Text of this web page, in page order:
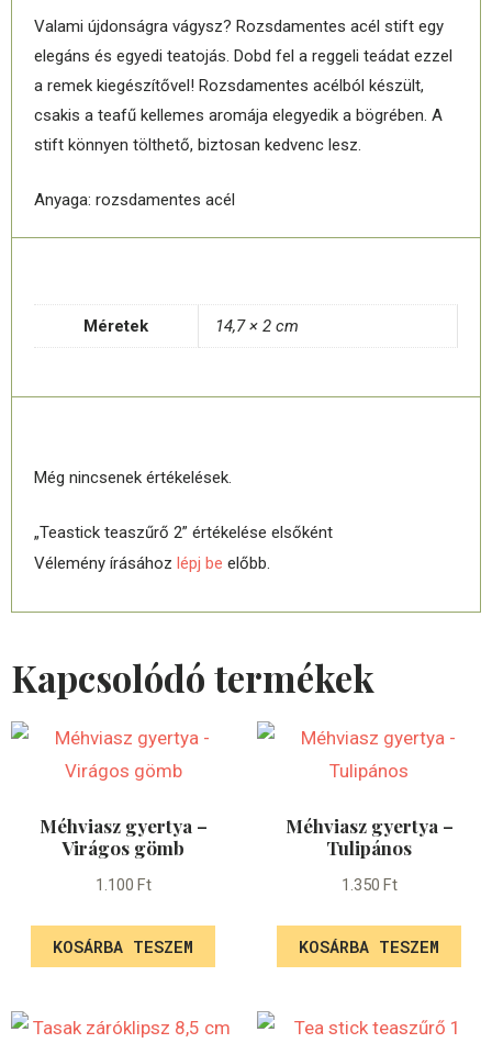
Valami újdonságra vágysz? Rozsdamentes acél stift egy
elegáns és egyedi teatojás. Dobd fel a reggeli teádat ezzel
a remek kiegészítővel! Rozsdamentes acélból készült,
csakis a teafű kellemes aromája elegyedik a bögrében. A
stift könnyen tölthető, biztosan kedvenc lesz.
Anyaga: rozsdamentes acél
Méretek 14,7 × 2 cm
Még nincsenek értékelések.
„Teastick teaszűrő 2” értékelése elsőként
Vélemény írásához lépj be előbb.
Kapcsolódó termékek
Méhviasz gyertya –
Virágos gömb
1.100 Ft
KOSÁRBA TESZEM
Méhviasz gyertya –
Tulipános
1.350 Ft
KOSÁRBA TESZEM